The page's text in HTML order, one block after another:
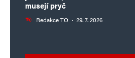
musejí pryč
Redakce TO · 29. 7. 2026